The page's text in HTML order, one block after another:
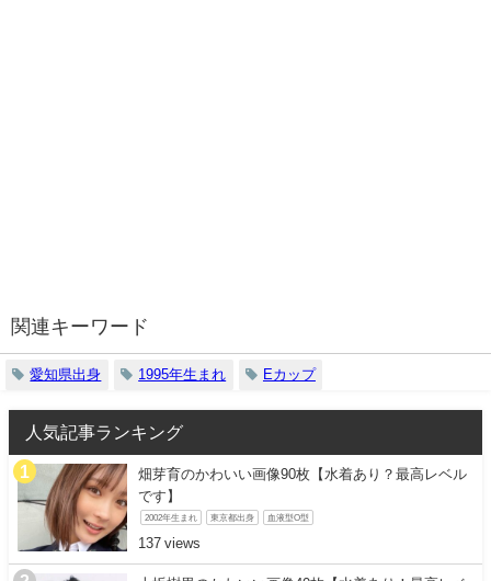
関連キーワード
愛知県出身 1995年生まれ Eカップ
人気記事ランキング
畑芽育のかわいい画像90枚【水着あり？最高レベル
です】
2002年生まれ 東京都出身 血液型O型
137